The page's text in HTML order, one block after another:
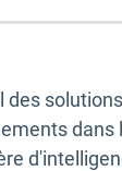
des
dans